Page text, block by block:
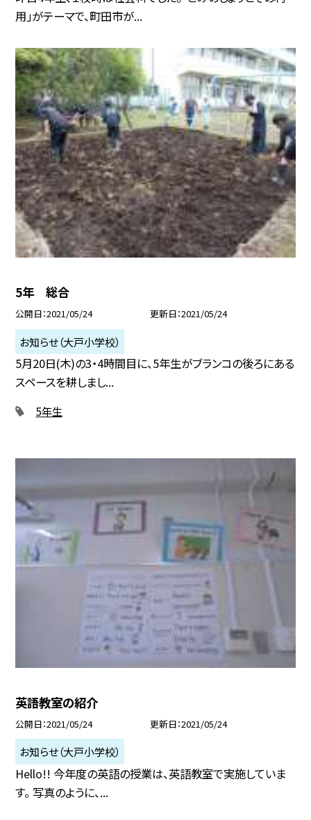
用」がテーマで、町田市が...
5年 総合
公開日 2021/05/24 更新日 2021/05/24
お知らせ（大戸小学校）
5月20日(木)の3・4時間目に、5年生がブランコの後ろにある
スペースを耕しまし...
5年生
英語教室の紹介
公開日 2021/05/24 更新日 2021/05/24
お知らせ（大戸小学校）
Hello!! 今年度の英語の授業は、英語教室で実施していま
す。 写真のように、...